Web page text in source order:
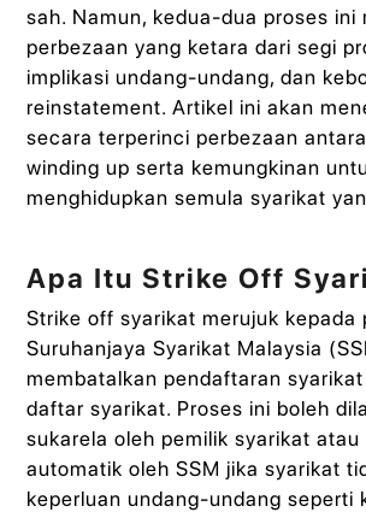
sah. Namun, kedua-dua proses ini
perbezaan yang ketara dari segi
implikasi undang-undang, dan
reinstatement. Artikel ini akan
secara terperinci perbezaan
winding up serta kemungkinan
menghidupkan semula syarikat
Apa Itu Strike Off
Strike off syarikat merujuk kepada
Suruhanjaya Syarikat Malaysia
membatalkan pendaftaran
daftar syarikat. Proses ini boleh
sukarela oleh pemilik syarikat atau
automatik oleh SSM jika syarikat
keperluan undang-undang seperti